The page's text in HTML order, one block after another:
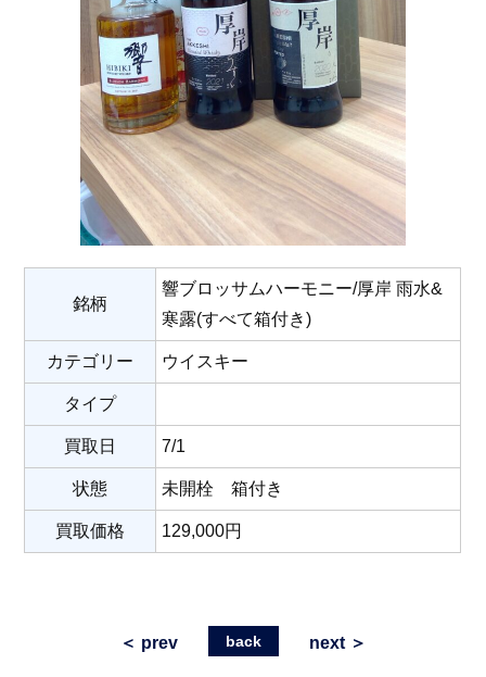
銘柄
響ブロッサムハーモニー/厚岸 雨水&
寒露(すべて箱付き)
カテゴリー ウイスキー
タイプ
買取日 7/1
状態 未開栓 箱付き
買取価格 129,000円
＜ prev back next ＞